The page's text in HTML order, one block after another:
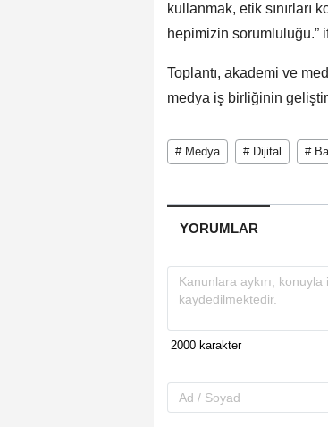
kullanmak, etik sınırları
hepimizin sorumluluğu.”
Toplantı, akademi ve
medya iş birliğinin
# Medya # Dijital #
YORUMLAR